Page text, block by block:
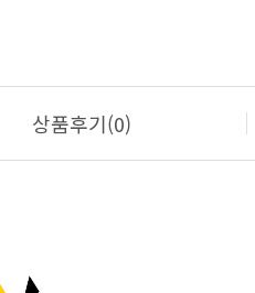
상품후기(0)